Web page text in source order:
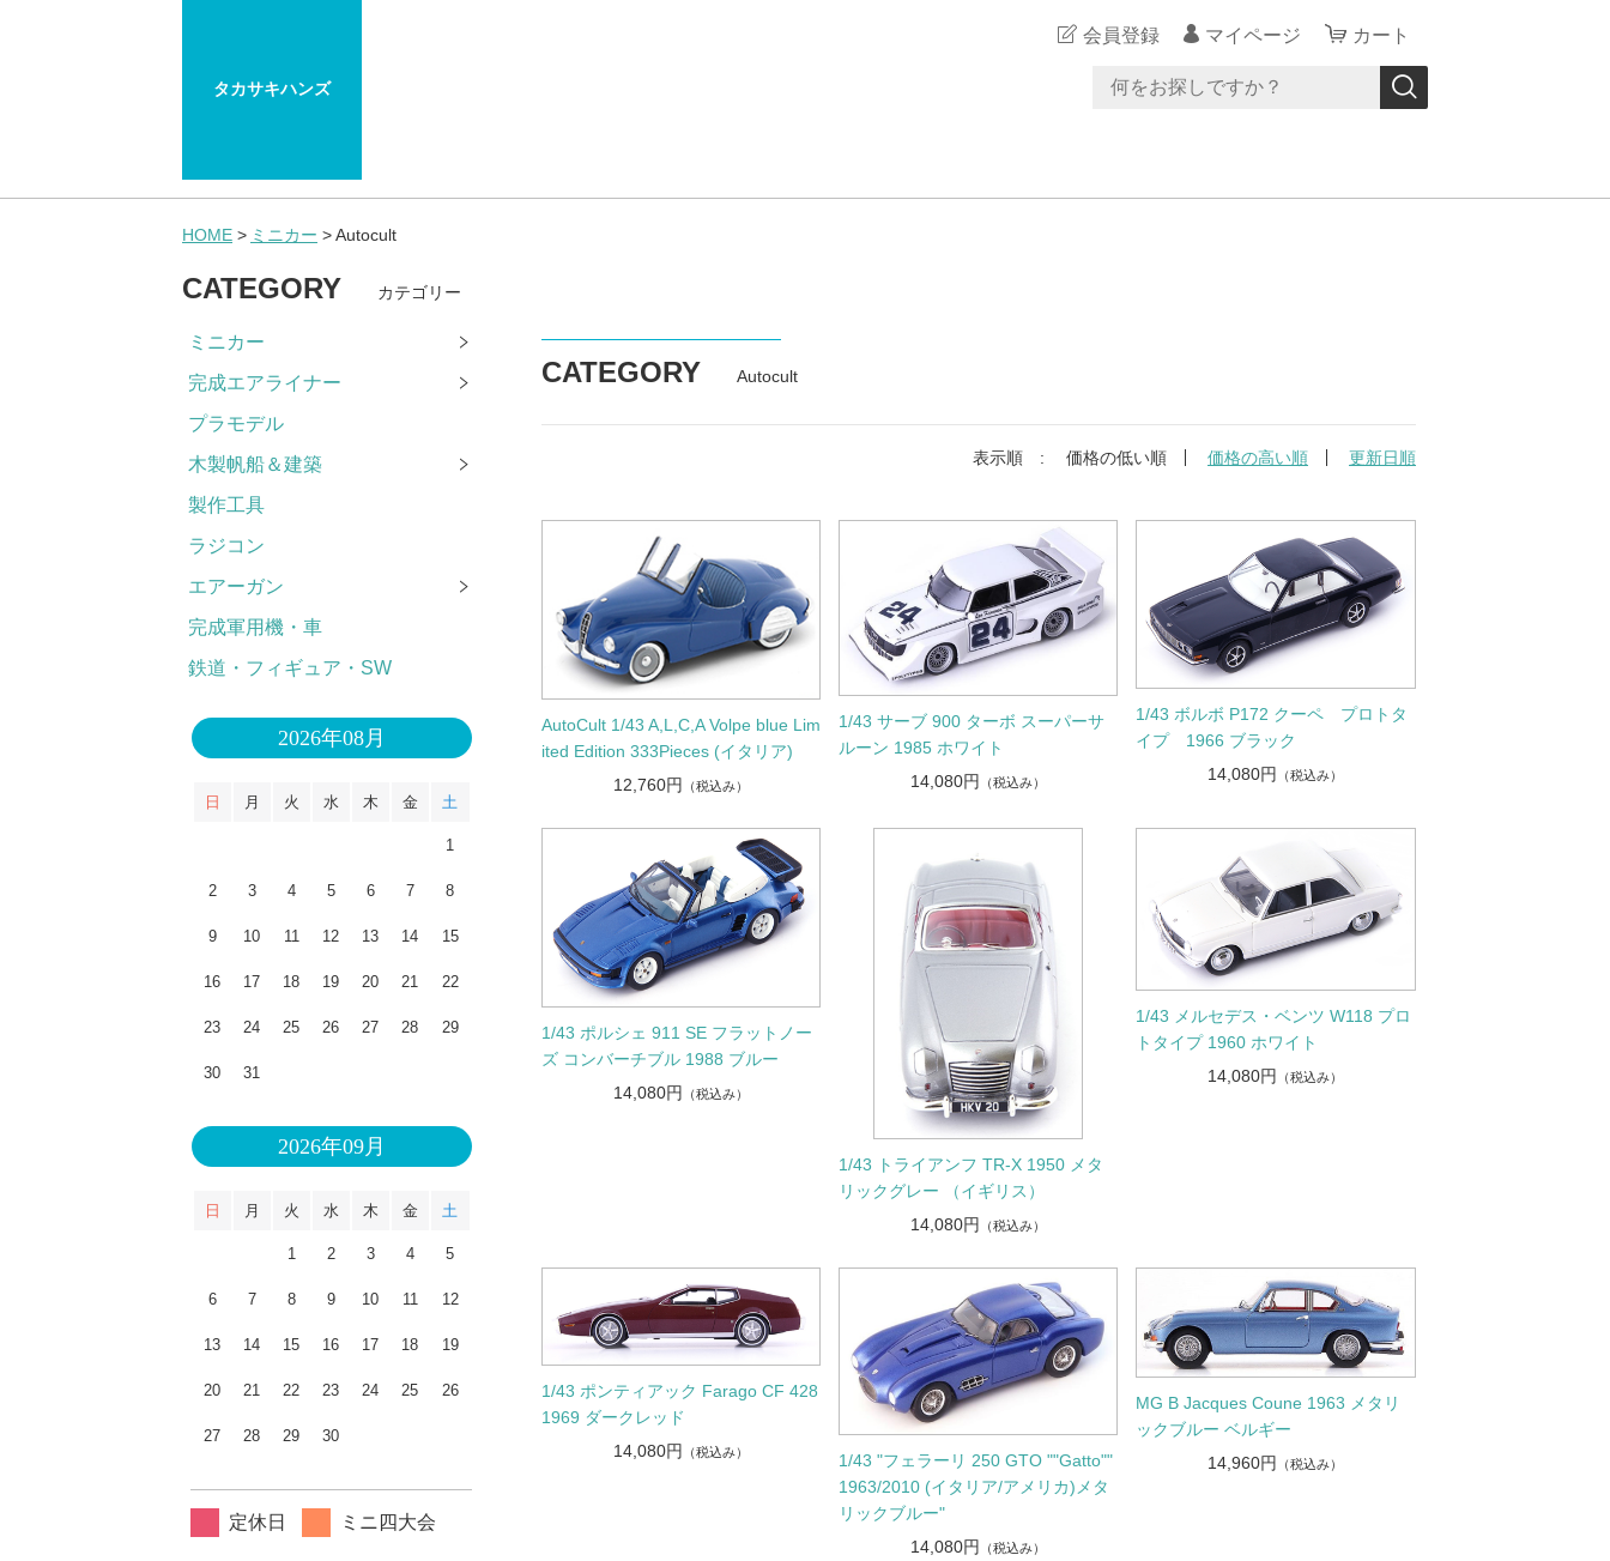
タカサキハンズ
会員登録 マイページ カート
HOME ミニカー Autocult
CATEGORY Autocult
表示順 : 価格の低い順 価格の高い順 更新日順
AutoCult 1/43 A,L,C,A Volpe blue Lim
ited Edition 333Pieces (イタリア)
12,760円
（税込み）
1/43 サーブ 900 ターボ スーパーサ
ルーン 1985 ホワイト
14,080円
（税込み）
1/43 ボルボ P172 クーペ プロトタ
イプ 1966 ブラック
14,080円
（税込み）
1/43 ポルシェ 911 SE フラットノー
ズ コンバーチブル 1988 ブルー
14,080円
（税込み）
1/43 トライアンフ TR-X 1950 メタ
リックグレー （イギリス）
14,080円
（税込み）
1/43 メルセデス・ベンツ W118 プロ
トタイプ 1960 ホワイト
14,080円
（税込み）
1/43 ポンティアック Farago CF 428
1969 ダークレッド
14,080円
（税込み）
1/43 "フェラーリ 250 GTO ""Gatto""
1963/2010 (イタリア/アメリカ)メタ
リックブルー"
14,080円
（税込み）
MG B Jacques Coune 1963 メタリ
ックブルー ベルギー
14,960円
（税込み）
CATEGORY カテゴリー
ミニカー
完成エアライナー
プラモデル
木製帆船＆建築
製作工具
ラジコン
エアーガン
完成軍用機・車
鉄道・フィギュア・SW
2026年08月
日 月 火 水 木 金 土
1
2 3 4 5 6 7 8
9 10 11 12 13 14 15
16 17 18 19 20 21 22
23 24 25 26 27 28 29
30 31
2026年09月
日 月 火 水 木 金 土
1 2 3 4 5
6 7 8 9 10 11 12
13 14 15 16 17 18 19
20 21 22 23 24 25 26
27 28 29 30
定休日 ミニ四大会